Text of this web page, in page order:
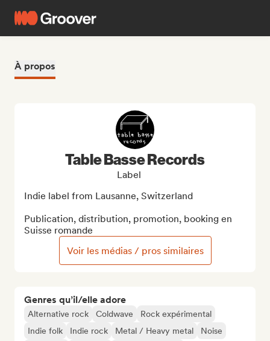
À propos
Genres qu’il/elle adore
Alternative rock Coldwave
Rock expérimental
Indie folk
Indie rock Metal / Heavy metal
Noise
Table Basse Records
Label
Indie label from Lausanne, Switzerland
Publication, distribution, promotion, booking en
Suisse romande
Voir les médias / pros similaires